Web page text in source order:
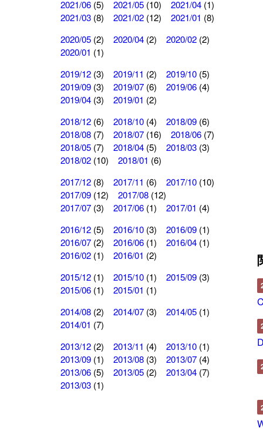
2021/06 (5) 2021/05 (10) 2021/04 (1)
2021/03 (8) 2021/02 (12) 2021/01 (8)
2020/05 (2) 2020/04 (2) 2020/02 (2)
2020/01 (1)
2019/12 (3) 2019/11 (2) 2019/10 (5)
2019/09 (3) 2019/07 (6) 2019/06 (4)
2019/04 (3) 2019/01 (2)
2018/12 (6) 2018/10 (4) 2018/09 (6)
2018/08 (7) 2018/07 (16) 2018/06 (7)
2018/05 (7) 2018/04 (5) 2018/03 (3)
2018/02 (10) 2018/01 (6)
2017/12 (8) 2017/11 (6) 2017/10 (10)
2017/09 (12) 2017/08 (12)
2017/07 (3) 2017/06 (1) 2017/01 (4)
2016/12 (5) 2016/10 (3) 2016/09 (1)
2016/07 (2) 2016/06 (1) 2016/04 (1)
2016/02 (1) 2016/01 (2)
2015/12 (1) 2015/10 (1) 2015/09 (3)
2015/06 (1) 2015/01 (1)
2014/08 (2) 2014/07 (3) 2014/05 (1)
2014/01 (7)
2013/12 (2) 2013/11 (4) 2013/10 (1)
2013/09 (1) 2013/08 (3) 2013/07 (4)
2013/06 (5) 2013/05 (2) 2013/04 (7)
2013/03 (1)